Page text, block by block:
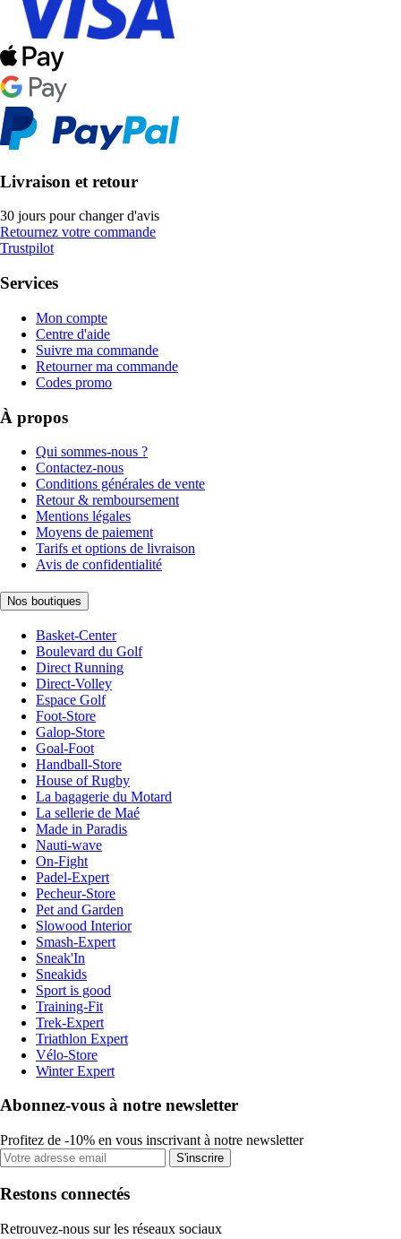
Livraison et retour
30 jours pour changer d'avis
Retournez votre commande
Trustpilot
Services
Mon compte
Centre d'aide
Suivre ma commande
Retourner ma commande
Codes promo
À propos
Qui sommes-nous ?
Contactez-nous
Conditions générales de vente
Retour & remboursement
Mentions légales
Moyens de paiement
Tarifs et options de livraison
Avis de confidentialité
Nos boutiques
Basket-Center
Boulevard du Golf
Direct Running
Direct-Volley
Espace Golf
Foot-Store
Galop-Store
Goal-Foot
Handball-Store
House of Rugby
La bagagerie du Motard
La sellerie de Maé
Made in Paradis
Nauti-wave
On-Fight
Padel-Expert
Pecheur-Store
Pet and Garden
Slowood Interior
Smash-Expert
Sneak'In
Sneakids
Sport is good
Training-Fit
Trek-Expert
Triathlon Expert
Vélo-Store
Winter Expert
Abonnez-vous à notre newsletter
Profitez de -10% en vous inscrivant à notre newsletter
S'inscrire
Restons connectés
Retrouvez-nous sur les réseaux sociaux